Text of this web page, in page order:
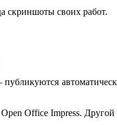
скриншоты своих работ.
Office Impress.